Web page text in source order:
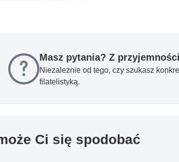
Masz pytania? Z
Niezależnie od tego, czy szukasz
filatelistyką.
Ci się spodobać